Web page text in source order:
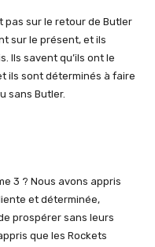
pas sur le retour de Butler
sur le présent, et ils
Ils savent qu’ils ont le
ils sont déterminés à faire
sans Butler.
3 ? Nous avons appris
et déterminée,
prospérer sans leurs
que les Rockets